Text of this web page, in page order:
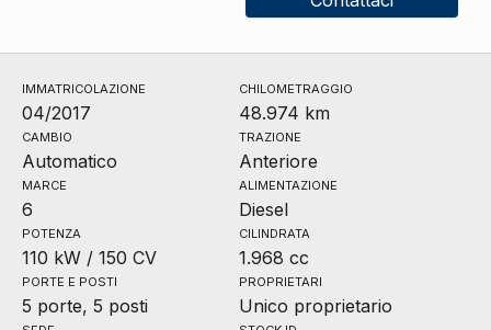
IMMATRICOLAZIONE
04/2017
CHILOMETRAGGIO
48.974 km
CAMBIO
Automatico
TRAZIONE
Anteriore
MARCE
6
ALIMENTAZIONE
Diesel
POTENZA
110 kW / 150 CV
CILINDRATA
1.968 cc
PORTE E POSTI
5 porte, 5 posti
PROPRIETARI
Unico proprietario